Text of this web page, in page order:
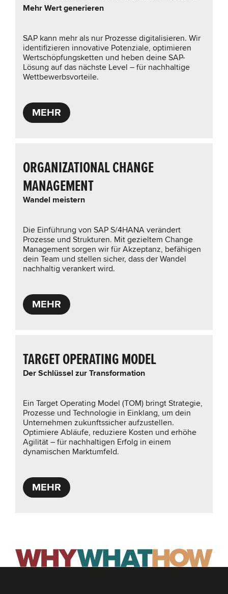
Mehr Wert generieren
SAP kann mehr als nur Prozesse digitalisieren. Wir
identifizieren innovative Potenziale, optimieren
Wertschöpfungsketten und heben deine SAP-
Lösung auf das nächste Level – für nachhaltige
Wettbewerbsvorteile.
MEHR
ORGANIZATIONAL CHANGE
MANAGEMENT
Wandel meistern
Die Einführung von SAP S/4HANA verändert
Prozesse und Strukturen. Mit gezieltem Change
Management sorgen wir für Akzeptanz, befähigen
dein Team und stellen sicher, dass der Wandel
nachhaltig verankert wird.
MEHR
TARGET OPERATING MODEL
Der Schlüssel zur Transformation
Ein Target Operating Model (TOM) bringt Strategie,
Prozesse und Technologie in Einklang, um dein
Unternehmen zukunftssicher aufzustellen.
Optimiere Abläufe, reduziere Kosten und erhöhe
Agilität – für nachhaltigen Erfolg in einem
dynamischen Marktumfeld.
MEHR